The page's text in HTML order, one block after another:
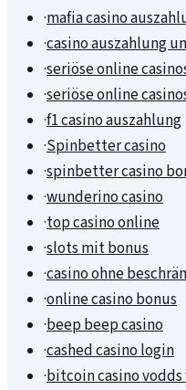
·mafia casino
·casino auszahlung
·seriöse online
·seriöse online
·f1 casino auszahlung
·Spinbetter casino
·spinbetter casino
·wunderino casino
·top casino online
·slots mit bonus
·casino ohne
·online casino bonus
·beep beep casino
·cashed casino login
·bitcoin casino